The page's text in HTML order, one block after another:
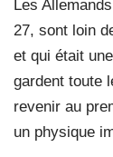
Les
27, sont loin
et qui était
gardent toute
revenir au
un physique